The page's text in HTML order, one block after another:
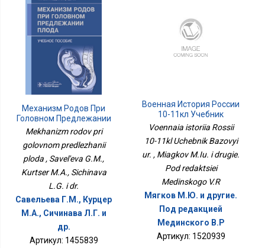
Механизм Родов При
Головном Предлежании
Плода
Mekhanizm rodov pri
golovnom predlezhanii
ploda , Savel'eva G.M.,
Kurtser M.A., Sichinava
L.G. i dr.
Савельева Г.М., Курцер
М.А., Сичинава Л.Г. и
др.
Артикул: 1455839
Военная История России
10-11кл Учебник
Базовый Ур.
Voennaia istoriia Rossii
10-11kl Uchebnik Bazovyi
ur. , Miagkov M.Iu. i drugie.
Pod redaktsiei
Medinskogo V.R
Мягков М.Ю. и другие.
Под редакцией
Мединского В.Р
Артикул: 1520939